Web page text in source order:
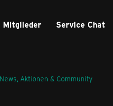
Mitglieder Service Chat
News, Aktionen & Community